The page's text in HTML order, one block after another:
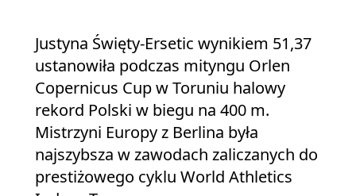
Justyna Święty-Ersetic wynikiem 51,37
ustanowiła podczas mityngu Orlen
Copernicus Cup w Toruniu halowy
rekord Polski w biegu na 400 m.
Mistrzyni Europy z Berlina była
najszybsza w zawodach zaliczanych do
prestiżowego cyklu World Athletics